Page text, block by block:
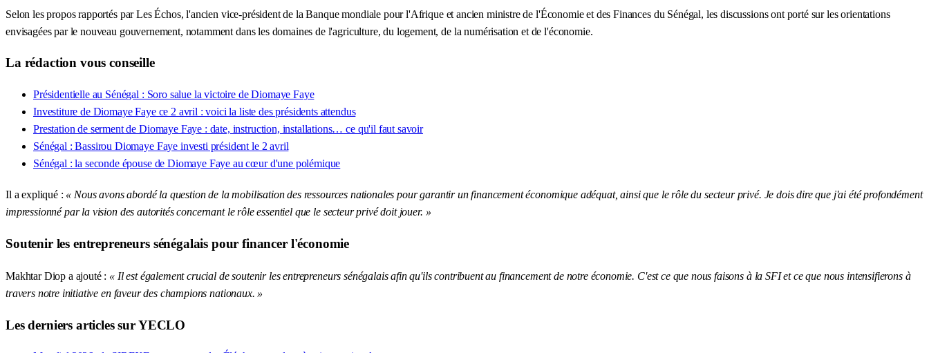
Selon les propos rapportés par Les Échos, l'ancien vice-président de la Banque mondiale pour l'Afrique et ancien ministre de l'Économie et des Finances du Sénégal, les discussions ont porté sur les orientations
envisagées par le nouveau gouvernement, notamment dans les domaines de l'agriculture, du logement, de la numérisation et de l'économie.
La rédaction vous conseille
Présidentielle au Sénégal : Soro salue la victoire de Diomaye Faye
Investiture de Diomaye Faye ce 2 avril : voici la liste des présidents attendus
Prestation de serment de Diomaye Faye : date, instruction, installations… ce qu'il faut savoir
Sénégal : Bassirou Diomaye Faye investi président le 2 avril
Sénégal : la seconde épouse de Diomaye Faye au cœur d'une polémique
Il a expliqué : « Nous avons abordé la question de la mobilisation des ressources nationales pour garantir un financement économique adéquat, ainsi que le rôle du secteur privé. Je dois dire que j'ai été profondément
impressionné par la vision des autorités concernant le rôle essentiel que le secteur privé doit jouer. »
Soutenir les entrepreneurs sénégalais pour financer l'économie
Makhtar Diop a ajouté : « Il est également crucial de soutenir les entrepreneurs sénégalais afin qu'ils contribuent au financement de notre économie. C'est ce que nous faisons à la SFI et ce que nous intensifierons à
travers notre initiative en faveur des champions nationaux. »
Les derniers articles sur YECLO